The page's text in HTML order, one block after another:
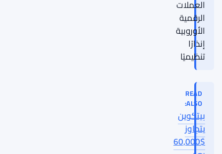
العملات
الرقمية
الأوروبية
إنذارًا
تنظيميًا
READ
ALSO:
بيتكوين
يتجاوز
$60,000